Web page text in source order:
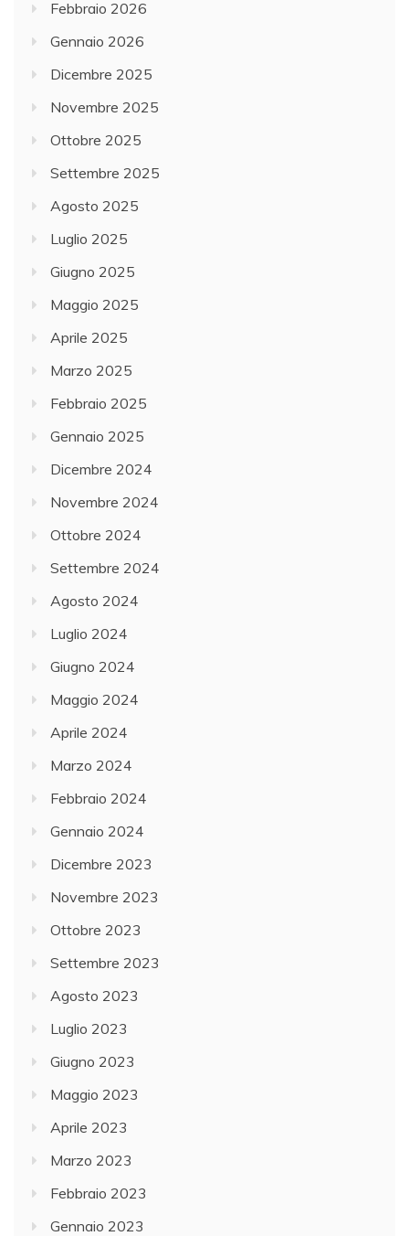
Febbraio 2026
Gennaio 2026
Dicembre 2025
Novembre 2025
Ottobre 2025
Settembre 2025
Agosto 2025
Luglio 2025
Giugno 2025
Maggio 2025
Aprile 2025
Marzo 2025
Febbraio 2025
Gennaio 2025
Dicembre 2024
Novembre 2024
Ottobre 2024
Settembre 2024
Agosto 2024
Luglio 2024
Giugno 2024
Maggio 2024
Aprile 2024
Marzo 2024
Febbraio 2024
Gennaio 2024
Dicembre 2023
Novembre 2023
Ottobre 2023
Settembre 2023
Agosto 2023
Luglio 2023
Giugno 2023
Maggio 2023
Aprile 2023
Marzo 2023
Febbraio 2023
Gennaio 2023